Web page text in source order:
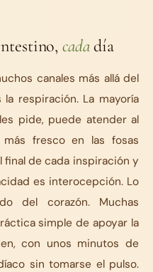
cadadía
canales más allá del
respiración. La mayoría
pide, puede atender al
fresco en las fosas
final de cada inspiración y
es interocepción. Lo
del corazón. Muchas
simple de apoyar la
con unos minutos de
sin tomarse el pulso.